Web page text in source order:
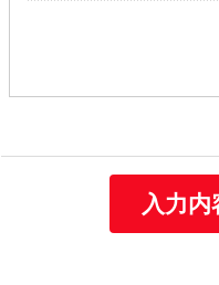
当社は取得する個人情報